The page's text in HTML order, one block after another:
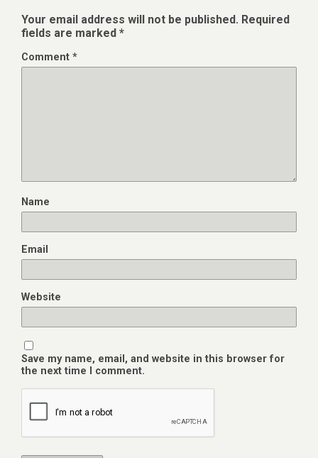
Your email address will not be published. Required
fields are marked *
Comment *
Name
Email
Website
Save my name, email, and website in this browser for
the next time I comment.